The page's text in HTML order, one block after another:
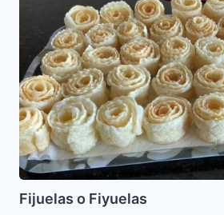
Fiyuelas
Fijuelas o Fiyuelas